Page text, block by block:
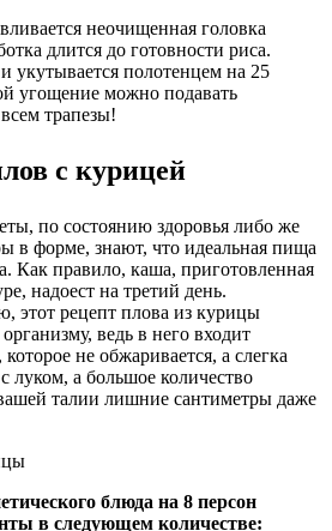
неочищенная головка
длится до готовности риса.
укутывается полотенцем на 25
угощение можно подавать
трапезы!
с курицей
по состоянию здоровья либо же
в форме, знают, что идеальная пища
Как правило, каша, приготовленная
надоест на третий день.
этот рецепт плова из курицы
ведь в него входит
не обжаривается, а слегка
луком, а большое количество
талии лишние сантиметры даже
блюда на 8 персон
в следующем количестве: